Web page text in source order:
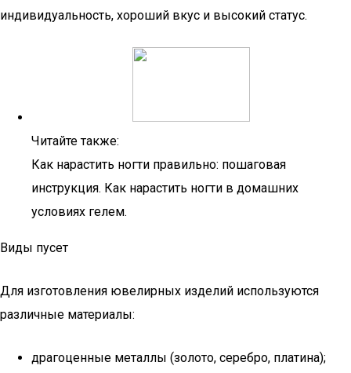
индивидуальность, хороший вкус и высокий статус.
Читайте также:
Как нарастить ногти правильно: пошаговая
инструкция. Как нарастить ногти в домашних
условиях гелем.
Виды пусет
Для изготовления ювелирных изделий используются
различные материалы:
драгоценные металлы (золото, серебро, платина);